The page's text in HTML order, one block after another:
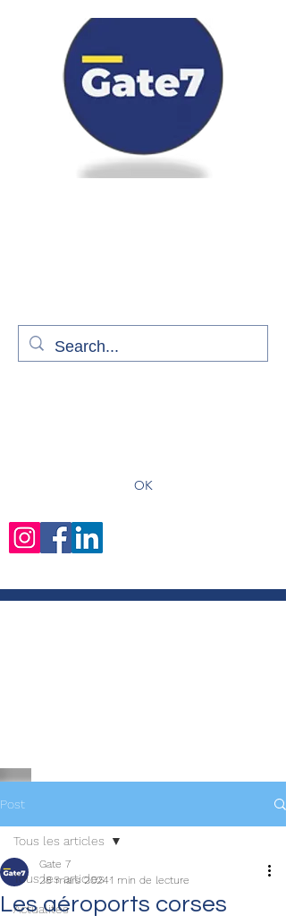
OK
Post
Tous les articles
Actualités
Tous les articles
Les aéroports corses
Gate 7
28 mars 20241 min de lecture